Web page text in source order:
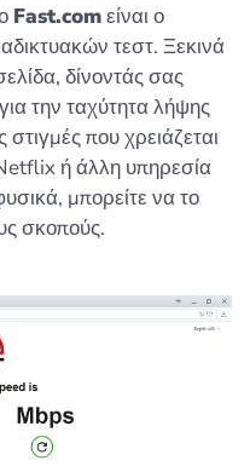
Fast.comείναι ο
τεστ. Ξεκινά
δίνοντάς σας
την ταχύτητα λήψης
στιγμές που χρειάζεται
ή άλλη υπηρεσία
μπορείτε να το
σκοπούς.